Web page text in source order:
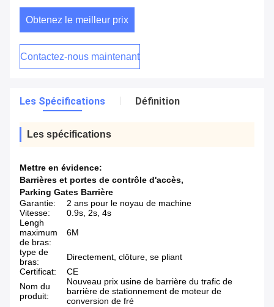
Obtenez le meilleur prix
Contactez-nous maintenant
Les Spécifications Définition
Les spécifications
Mettre en évidence:
Barrières et portes de contrôle d'accès,
Parking Gates Barrière
Garantie:
2 ans pour le noyau de machine
Vitesse:
0.9s, 2s, 4s
Lengh
maximum
de bras:
6M
type de
bras:
Directement, clôture, se pliant
Certificat:
CE
Nom du
produit:
Nouveau prix usine de barrière du trafic de
barrière de stationnement de moteur de
conversion de fré